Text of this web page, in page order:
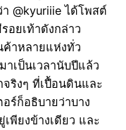
@kyuriiie ได้โพสต์
อยเท้าดังกล่าว
ค้าหลายแห่งทั่ว
าเป็นเวลานับปีแล้ว
ริงๆ ที่เปื้อนดินและ
ร์ก็อธิบายว่าบาง
พียงข้างเดียว และ